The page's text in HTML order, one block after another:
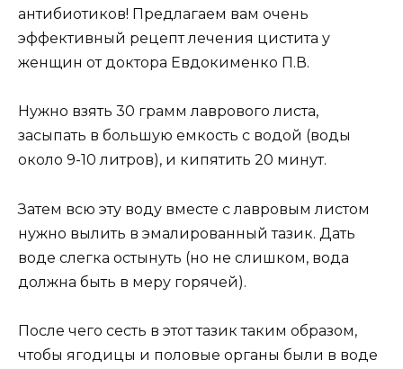
антибиотиков! Предлагаем вам очень
эффективный рецепт лечения цистита у
женщин от доктора Евдокименко П.В.
Нужно взять 30 грамм лаврового листа,
засыпать в большую емкость с водой (воды
около 9-10 литров), и кипятить 20 минут.
Затем всю эту воду вместе с лавровым листом
нужно вылить в эмалированный тазик. Дать
воде слегка остынуть (но не слишком, вода
должна быть в меру горячей).
После чего сесть в этот тазик таким образом,
чтобы ягодицы и половые органы были в воде